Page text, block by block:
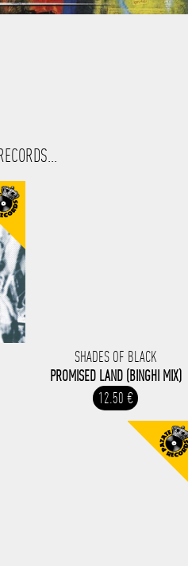
SHADES OF BLACK
PROMISED LAND (BINGHI MIX)
12.50 €